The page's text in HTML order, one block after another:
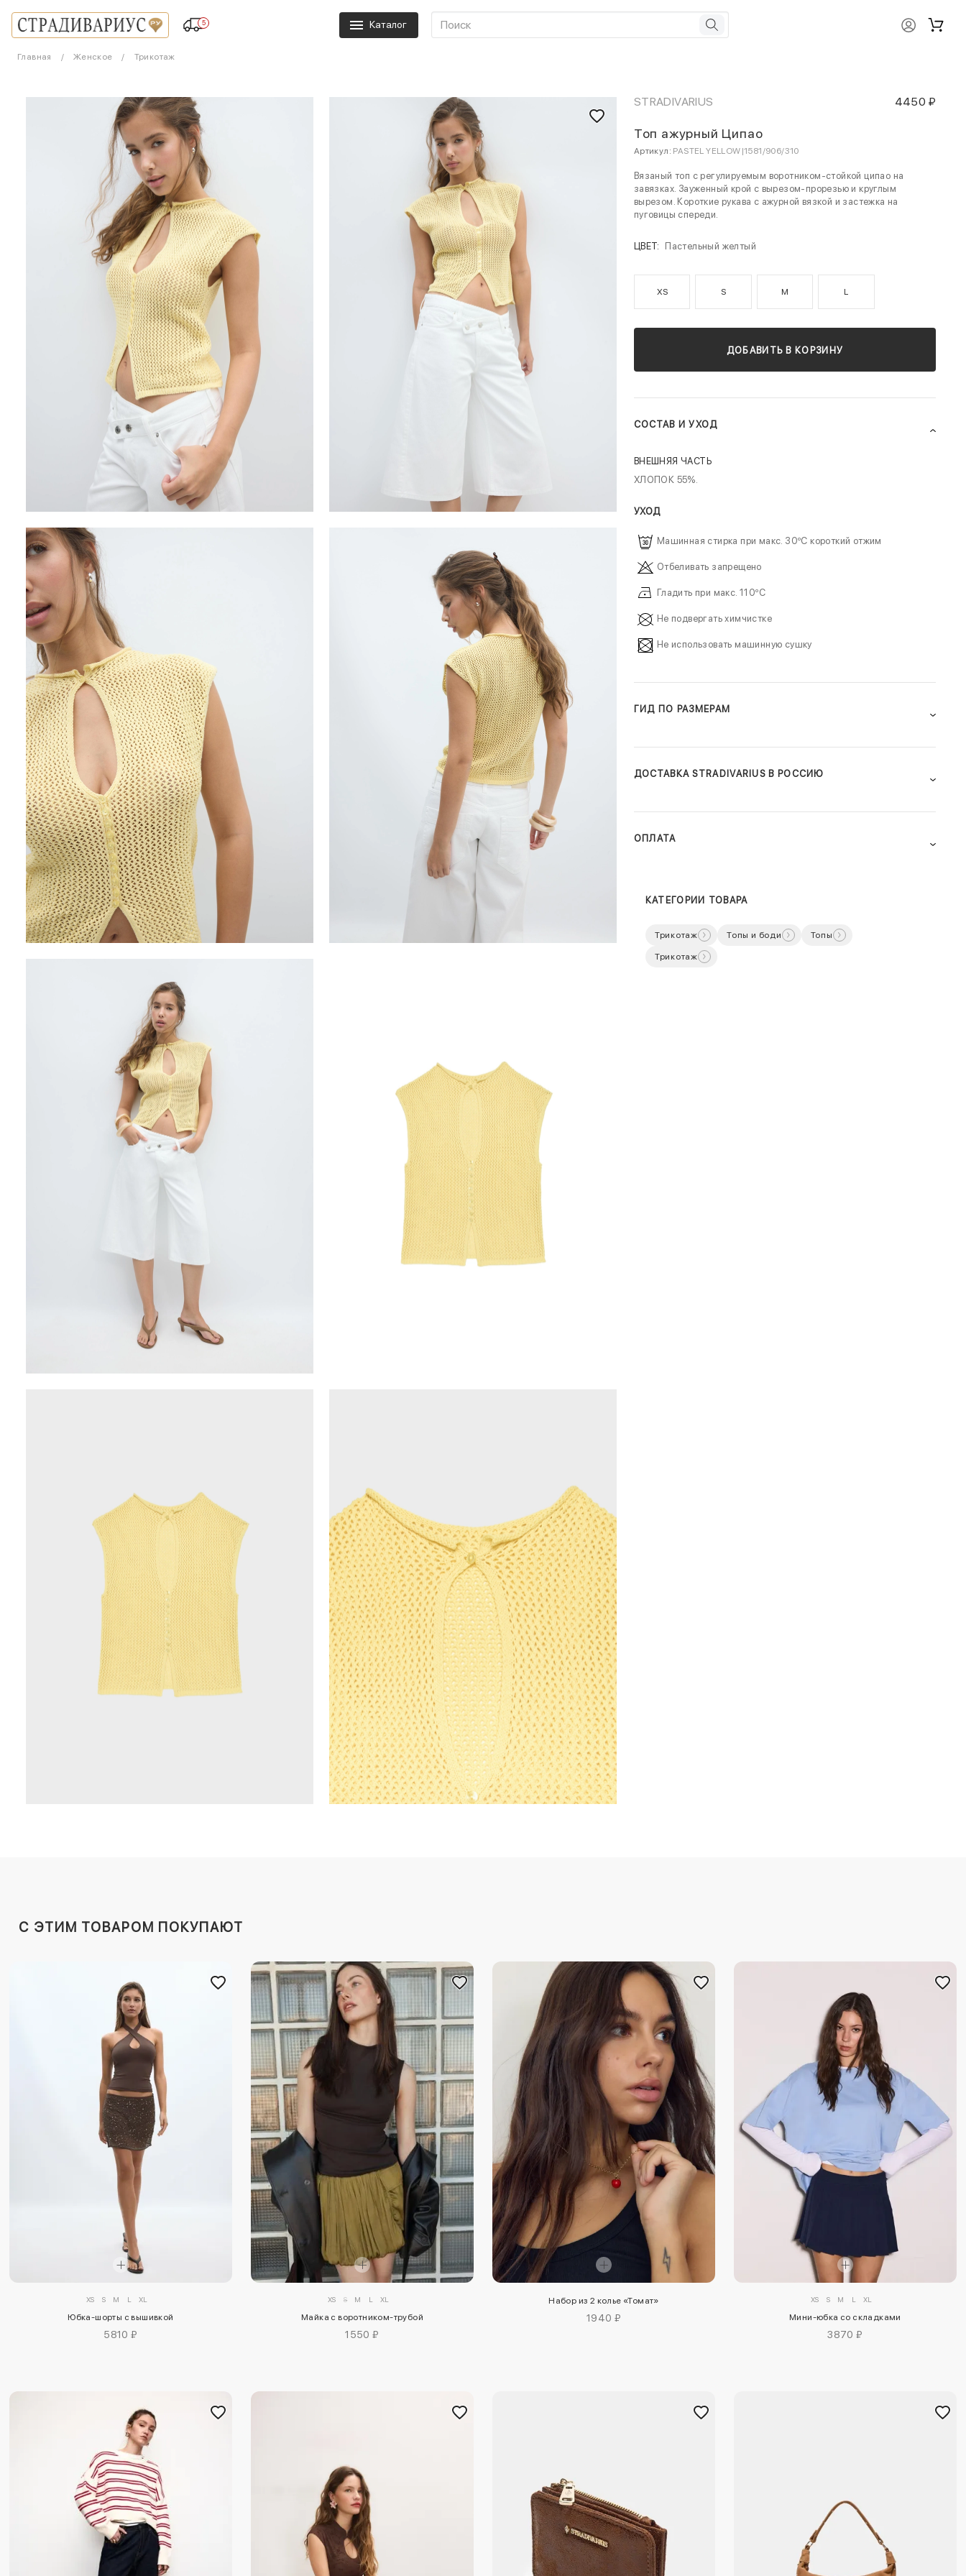
5 Каталог
Главная Женское Трикотаж
STRADIVARIUS 4450 ₽
Топ ажурный Ципао
Артикул: PASTEL YELLOW|1581/906/310
Вязаный топ с регулируемым воротником-стойкой ципао на
завязках. Зауженный крой с вырезом-прорезью и круглым
вырезом. Короткие рукава с ажурной вязкой и застежка на
пуговицы спереди.
ЦВЕТ: Пастельный желтый
XS S M L
ДОБАВИТЬ В КОРЗИНУ
СОСТАВ И УХОД
ВНЕШНЯЯ ЧАСТЬ
ХЛОПОК 55%.
УХОД
Машинная стирка при макс. 30ºC короткий отжим
Отбеливать запрещено
Гладить при макс. 110ºC
Не подвергать химчистке
Не использовать машинную сушку
ГИД ПО РАЗМЕРАМ
ДОСТАВКА STRADIVARIUS В РОССИЮ
ОПЛАТА
КАТЕГОРИИ ТОВАРА
Трикотаж Топы и боди Топы
Трикотаж
C ЭТИМ ТОВАРОМ ПОКУПАЮТ
XS S M L XL
Юбка-шорты с вышивкой
5810 ₽
XS S M L XL
Майка с воротником-трубой
1550 ₽
Набор из 2 колье «Томат»
1940 ₽
XS S M L XL
Мини-юбка со складками
3870 ₽